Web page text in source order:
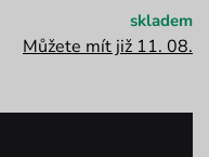
skladem
Můžete mít již 11. 08.